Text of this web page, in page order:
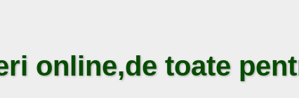
online,de toate